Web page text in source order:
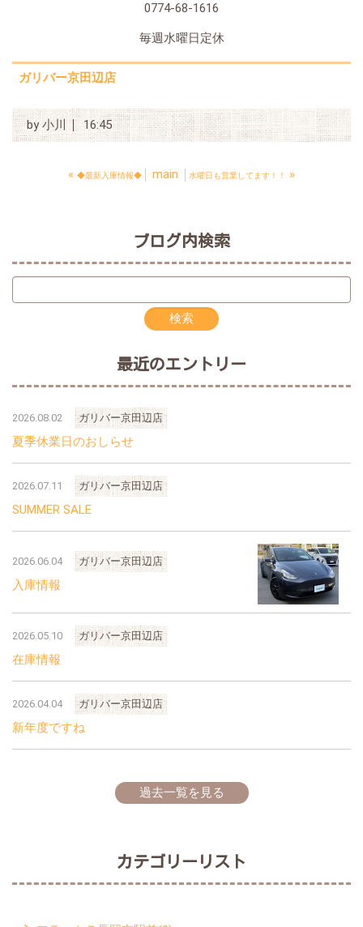
0774-68-1616
毎週水曜日定休
ガリバー京田辺店
by小川 16:45
« ◆最新入庫情報◆ main 水曜日も営業してます！！ »
ブログ内検索
最近のエントリー
2026.08.02 ガリバー京田辺店
夏季休業日のおしらせ
2026.07.11 ガリバー京田辺店
SUMMER SALE
2026.06.04 ガリバー京田辺店
入庫情報
2026.05.10 ガリバー京田辺店
在庫情報
2026.04.04 ガリバー京田辺店
新年度ですね
過去一覧を見る
カテゴリーリスト